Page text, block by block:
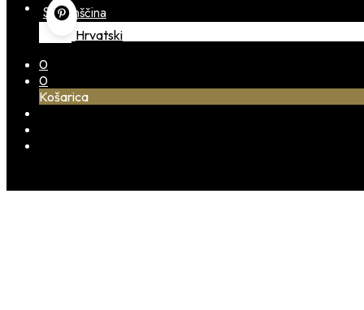
Slovenščina
Hrvatski
0
0
Košarica